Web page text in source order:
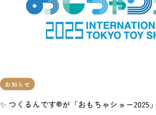
お知らせ
✨ つくるんです®が「おもちゃショー2025